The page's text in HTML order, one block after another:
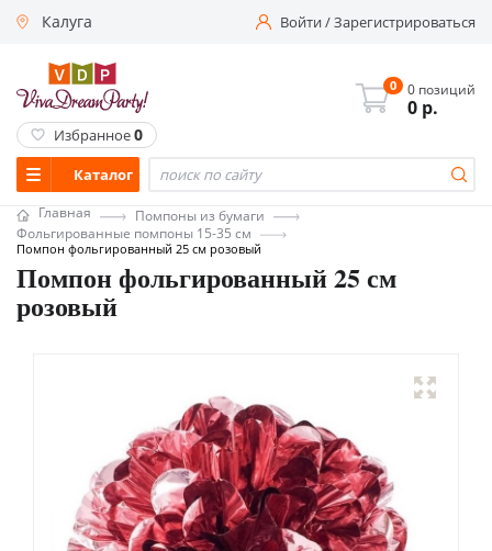
Калуга Войти/Зарегистрироваться
Каталог
0 0 позиций
0 р.
Избранное0
Главная
Помпоны из бумаги
Фольгированные помпоны 15-35 см
Помпон фольгированный 25 см розовый
Помпон фольгированный 25 см
розовый